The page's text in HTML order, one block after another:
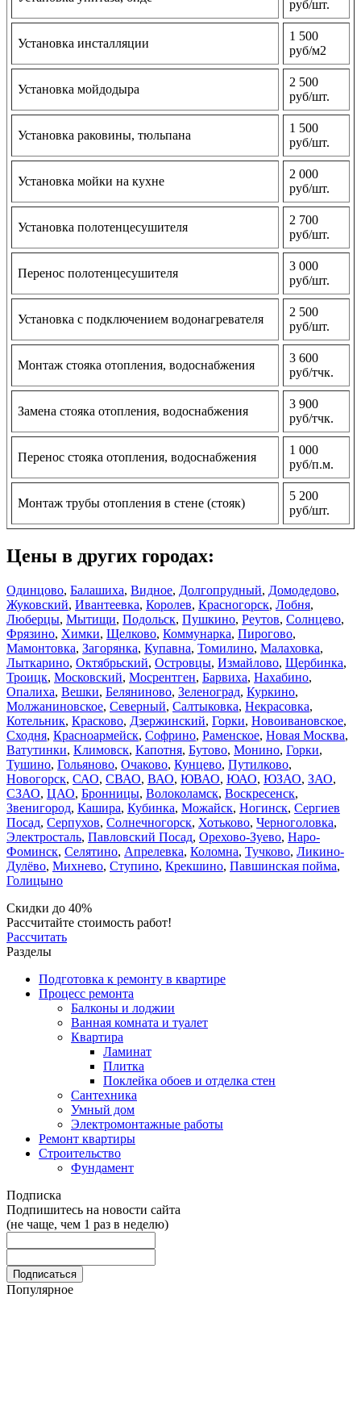
руб/шт.
Установка инсталляции
1 500
руб/м2
Установка мойдодыра
2 500
руб/шт.
Установка раковины, тюльпана
1 500
руб/шт.
Установка мойки на кухне
2 000
руб/шт.
Установка полотенцесушителя
2 700
руб/шт.
Перенос полотенцесушителя
3 000
руб/шт.
Установка с подключением водонагревателя
2 500
руб/шт.
Монтаж стояка отопления, водоснабжения
3 600
руб/тчк.
Замена стояка отопления, водоснабжения
3 900
руб/тчк.
Перенос стояка отопления, водоснабжения
1 000
руб/п.м.
Монтаж трубы отопления в стене (стояк)
5 200
руб/шт.
Цены в других городах:
Одинцово, Балашиха, Видное, Долгопрудный, Домодедово,
Жуковский, Ивантеевка, Королев, Красногорск, Лобня,
Люберцы, Мытищи, Подольск, Пушкино, Реутов, Солнцево,
Фрязино, Химки, Щелково, Коммунарка, Пирогово,
Мамонтовка, Загорянка, Купавна, Томилино, Малаховка,
Лыткарино, Октябрьский, Островцы, Измайлово, Щербинка,
Троицк, Московский, Мосрентген, Барвиха, Нахабино,
Опалиха, Вешки, Беляниново, Зеленоград, Куркино,
Молжаниновское, Северный, Салтыковка, Некрасовка,
Котельник, Красково, Дзержинский, Горки, Новоивановское,
Сходня, Красноармейск, Софрино, Раменское, Новая Москва,
Ватутинки, Климовск, Капотня, Бутово, Монино, Горки,
Тушино, Гольяново, Очаково, Кунцево, Путилково,
Новогорск, САО, СВАО, ВАО, ЮВАО, ЮАО, ЮЗАО, ЗАО,
СЗАО, ЦАО, Бронницы, Волоколамск, Воскресенск,
Звенигород, Кашира, Кубинка, Можайск, Ногинск, Сергиев
Посад, Серпухов, Солнечногорск, Хотьково, Черноголовка,
Электросталь, Павловский Посад, Орехово-Зуево, Наро-
Фоминск, Селятино, Апрелевка, Коломна, Тучково, Ликино-
Дулёво, Михнево, Ступино, Крекшино, Павшинская пойма,
Голицыно
Скидки до 40%
Рассчитайте стоимость работ!
Рассчитать
Разделы
Подготовка к ремонту в квартире
Процесс ремонта
Балконы и лоджии
Ванная комната и туалет
Квартира
Ламинат
Плитка
Поклейка обоев и отделка стен
Сантехника
Умный дом
Электромонтажные работы
Ремонт квартиры
Строительство
Фундамент
Подписка
Подпишитесь на новости сайта
(не чаще, чем 1 раз в неделю)
Популярное